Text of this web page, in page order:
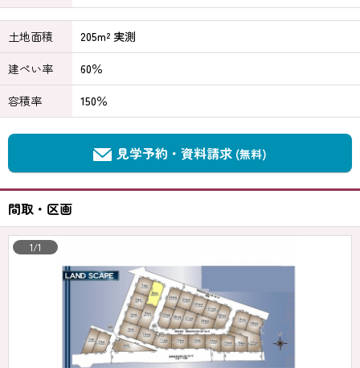
土地面積
205m² 実測
建ぺい率
60％
容積率
150％
見学予約・資料請求 (無料)
間取・区画
1/1